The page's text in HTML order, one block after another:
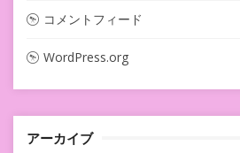
コメントフィード
WordPress.org
アーカイブ